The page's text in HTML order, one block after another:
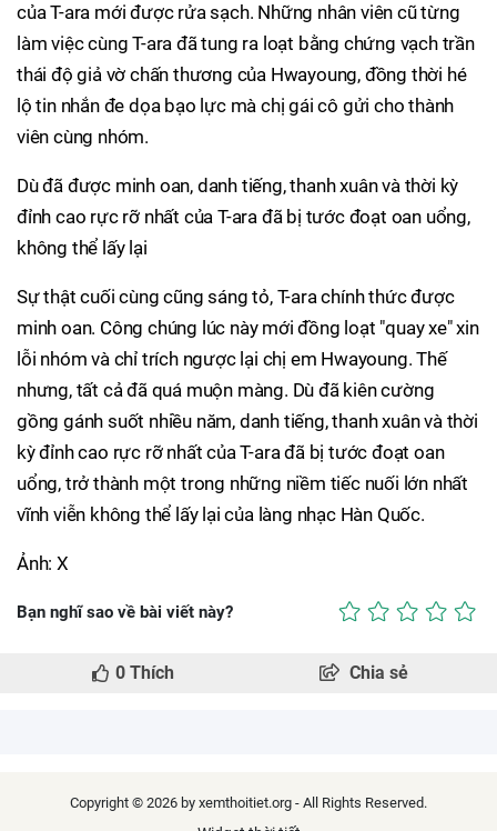
của T-ara mới được rửa sạch. Những nhân viên cũ từng
làm việc cùng T-ara đã tung ra loạt bằng chứng vạch trần
thái độ giả vờ chấn thương của Hwayoung, đồng thời hé
lộ tin nhắn đe dọa bạo lực mà chị gái cô gửi cho thành
viên cùng nhóm.
Dù đã được minh oan, danh tiếng, thanh xuân và thời kỳ
đỉnh cao rực rỡ nhất của T-ara đã bị tước đoạt oan uổng,
không thể lấy lại
Sự thật cuối cùng cũng sáng tỏ, T-ara chính thức được
minh oan. Công chúng lúc này mới đồng loạt "quay xe" xin
lỗi nhóm và chỉ trích ngược lại chị em Hwayoung. Thế
nhưng, tất cả đã quá muộn màng. Dù đã kiên cường
gồng gánh suốt nhiều năm, danh tiếng, thanh xuân và thời
kỳ đỉnh cao rực rỡ nhất của T-ara đã bị tước đoạt oan
uổng, trở thành một trong những niềm tiếc nuối lớn nhất
vĩnh viễn không thể lấy lại của làng nhạc Hàn Quốc.
Ảnh: X
Bạn nghĩ sao về bài viết này?
0 Thích Chia sẻ
Copyright © 2026 by xemthoitiet.org - All Rights Reserved.